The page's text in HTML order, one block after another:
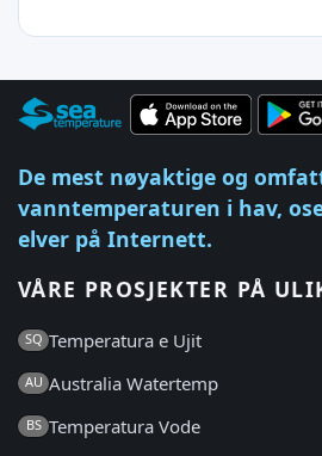
De mest nøyaktige og
vanntemperaturen i hav,
elver på Internett.
VÅRE PROSJEKTER PÅ
SQ Temperatura e Ujit
AU Australia Watertemp
BS Temperatura Vode